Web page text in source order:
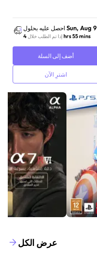
احصل عليه بحلول Sun, Aug 9
إذا تم الطلب خلال 4 hrs 55 mins
أضف إلى السلة
اشترِ الآن
عرض الكل